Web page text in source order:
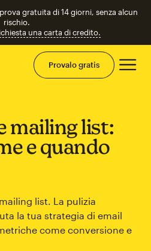
gratuita di 14 giorni, senza alcun
rischio.
una carta di credito.
Provalo gratis
mailing list:
e quando
list. La pulizia
la tua strategia di email
come conversione e